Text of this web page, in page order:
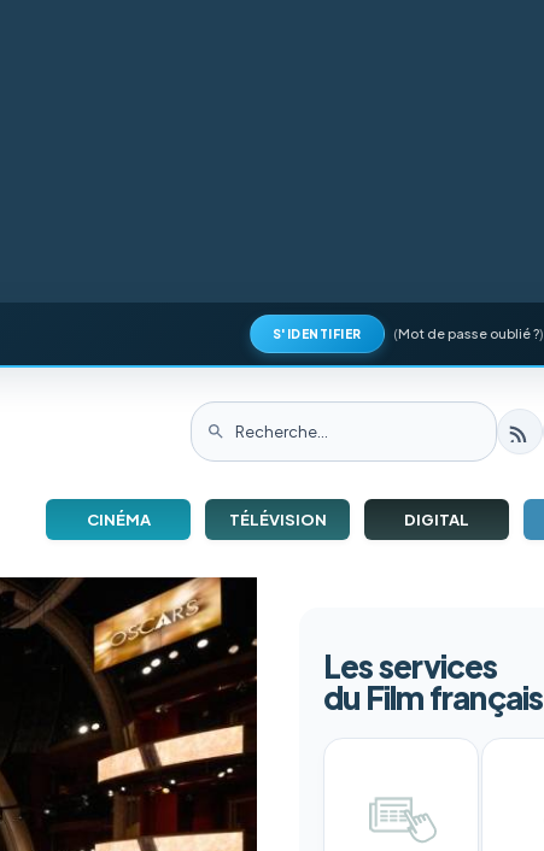
S'IDENTIFIER (Mot de passe oublié ?)
CINÉMA TÉLÉVISION DIGITAL
Les services
du Film français